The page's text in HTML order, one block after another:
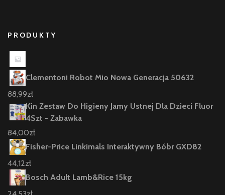
PRODUKTY
Clementoni Robot Mio Nowa Generacja 50632
88,99zł
Kin Zestaw Do Higieny Jamy Ustnej Dla Dzieci Fluor
4Szt - Zabawka
84,00zł
Fisher-Price Linkimals Interaktywny Bóbr GXD82
44,12zł
Bosch Adult Lamb&Rice 15kg